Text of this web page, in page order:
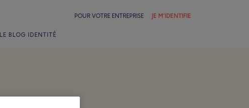
POUR VOTRE ENTREPRISE JE M'IDENTIFIE
LE BLOG IDENTITÉ